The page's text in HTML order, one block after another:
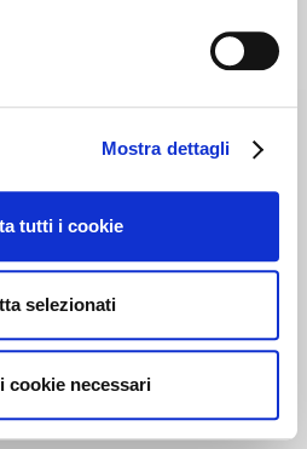
Mostra dettagli
tutti i cookie
selezionati
cookie necessari